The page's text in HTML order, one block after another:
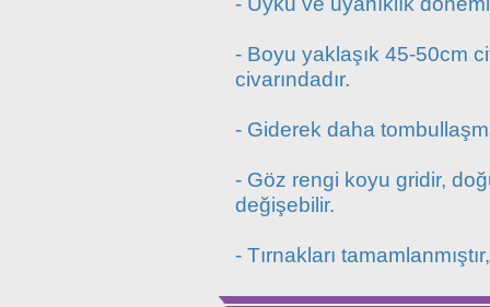
- Boyu yaklaşık 45-50cm
civarındadır.
- Giderek daha
- Göz rengi koyu gridir,
değişebilir.
- Tırnakları